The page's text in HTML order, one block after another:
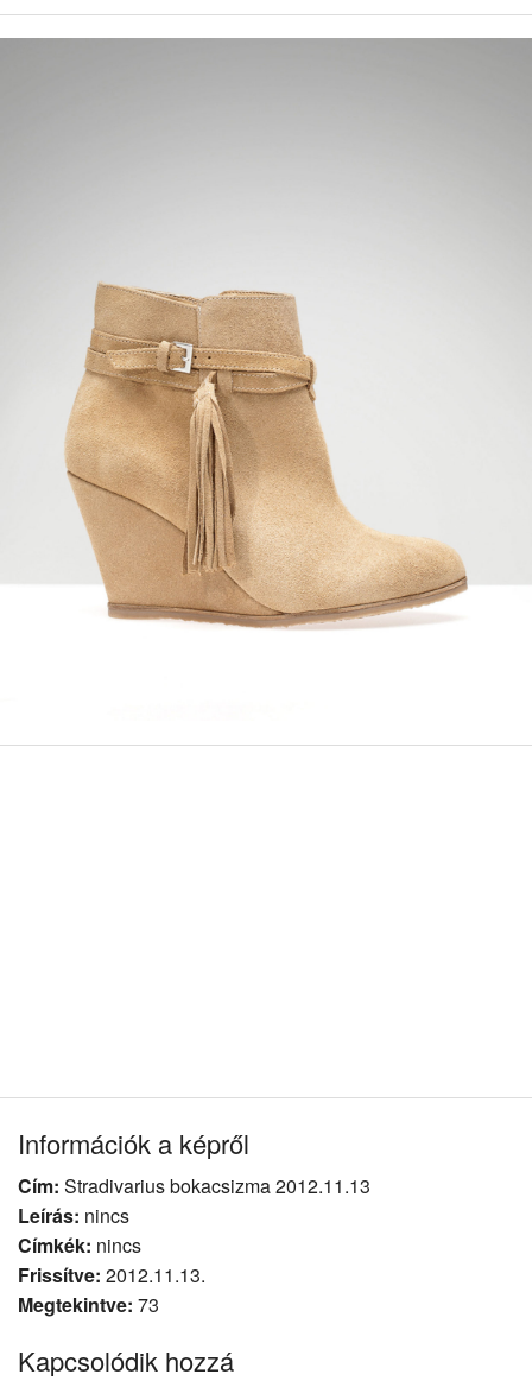
Információk a képről
Cím: Stradivarius bokacsizma 2012.11.13
Leírás: nincs
Címkék: nincs
Frissítve: 2012.11.13.
Megtekintve: 73
Kapcsolódik hozzá